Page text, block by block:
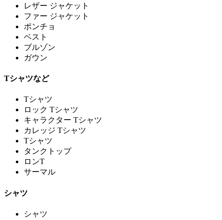
レザー ジャケット
ファー ジャケット
ポンチョ
ベスト
ブルゾン
ガウン
Tシャツなど
Tシャツ
ロック Tシャツ
キャラクター Tシャツ
カレッジ Tシャツ
Tシャツ
タンクトップ
ロンT
サーマル
シャツ
シャツ